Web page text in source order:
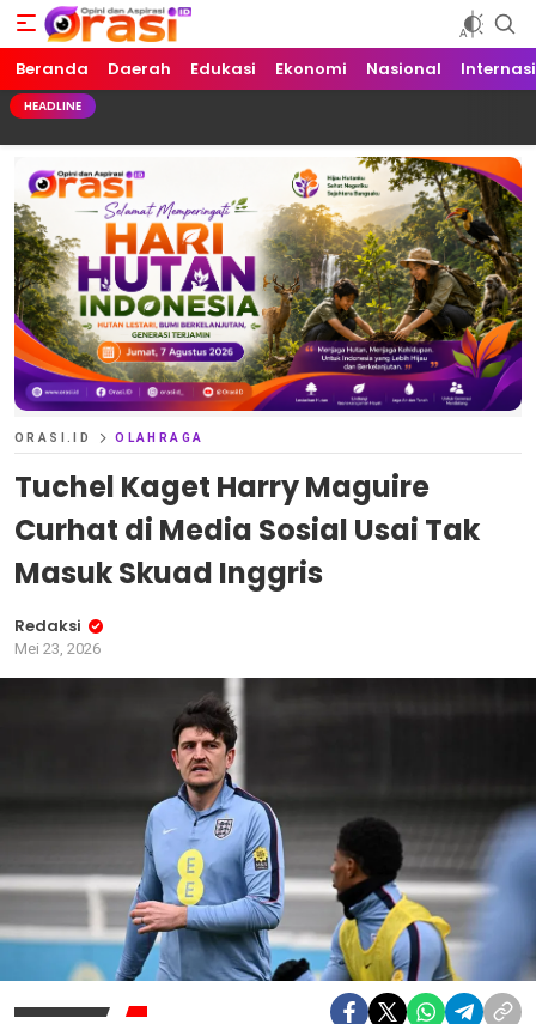
Orasi.ID
Opini dan Aspirasi!
Beranda Daerah Edukasi Ekonomi Nasional
HEADLINE
ORASI.ID OLAHRAGA
Tuchel Kaget Harry Maguire
Curhat di Media Sosial Usai Tak
Masuk Skuad Inggris
Redaksi
Mei 23, 2026